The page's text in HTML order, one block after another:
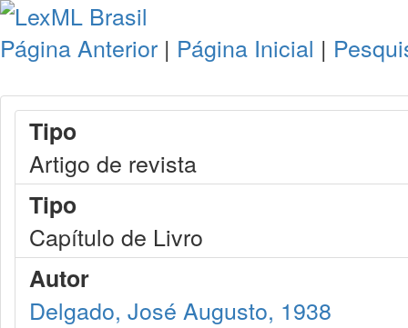
Página Anterior | Página Inicial |
Tipo
Artigo de revista
Tipo
Capítulo de Livro
Autor
Delgado, José Augusto, 1938